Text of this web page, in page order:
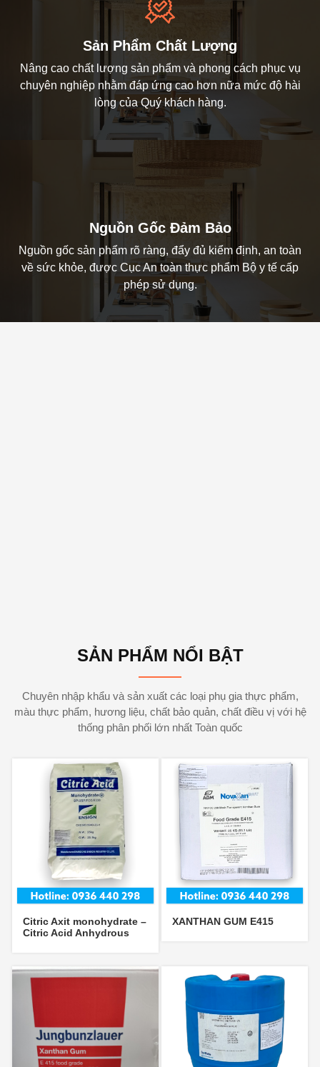
Sản Phẩm Chất Lượng
Nâng cao chất lượng sản phẩm và phong cách phục vụ
chuyên nghiệp nhằm đáp ứng cao hơn nữa mức độ hài
lòng của Quý khách hàng.
Nguồn Gốc Đảm Bảo
Nguồn gốc sản phẩm rõ ràng, đẩy đủ kiểm định, an toàn
về sức khỏe, được Cục An toàn thực phẩm Bộ y tế cấp
phép sử dụng.
SẢN PHẨM NỔI BẬT
Chuyên nhập khẩu và sản xuất các loại phụ gia thực phẩm,
màu thực phẩm, hương liệu, chất bảo quản, chất điều vị với hệ
thống phân phối lớn nhất Toàn quốc
Citric Axit monohydrate –
Citric Acid Anhydrous
XANTHAN GUM E415